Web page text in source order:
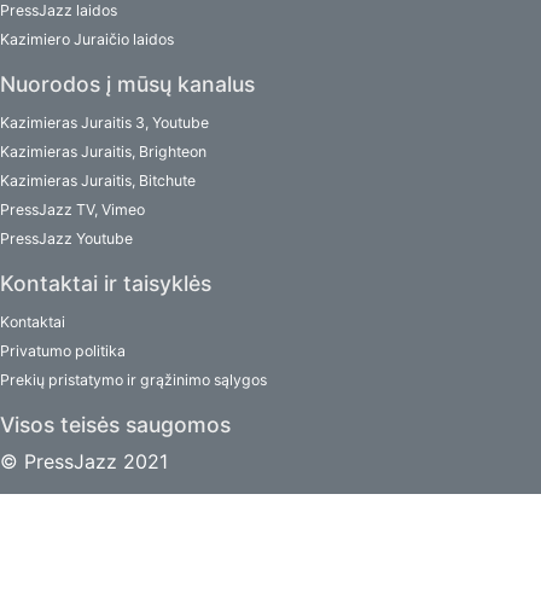
PressJazz laidos
Kazimiero Juraičio laidos
Nuorodos į mūsų kanalus
Kazimieras Juraitis 3, Youtube
Kazimieras Juraitis, Brighteon
Kazimieras Juraitis, Bitchute
PressJazz TV, Vimeo
PressJazz Youtube
Kontaktai ir taisyklės
Kontaktai
Privatumo politika
Prekių pristatymo ir grąžinimo sąlygos
Visos teisės saugomos
© PressJazz 2021